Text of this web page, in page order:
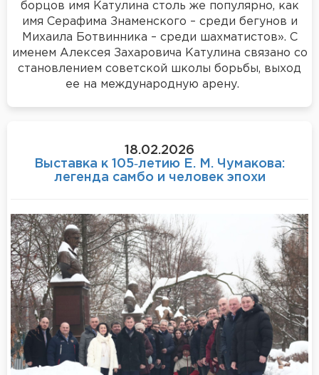
борцов имя Катулина столь же популярно, как
имя Серафима Знаменского – среди бегунов и
Михаила Ботвинника – среди шахматистов». С
именем Алексея Захаровича Катулина связано со
становлением советской школы борьбы, выход
ее на международную арену.
18.02.2026
Выставка к 105‑летию Е. М. Чумакова:
легенда самбо и человек эпохи